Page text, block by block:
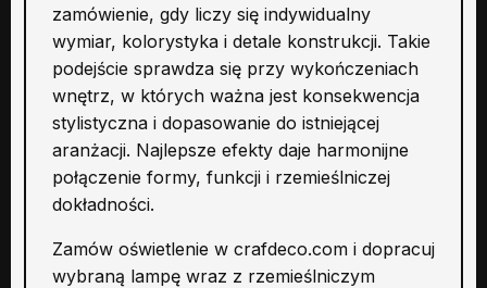
zamówienie, gdy liczy się indywidualny
wymiar, kolorystyka i detale konstrukcji. Takie
podejście sprawdza się przy wykończeniach
wnętrz, w których ważna jest konsekwencja
stylistyczna i dopasowanie do istniejącej
aranżacji. Najlepsze efekty daje harmonijne
połączenie formy, funkcji i rzemieślniczej
dokładności.
Zamów oświetlenie w crafdeco.com i dopracuj
wybraną lampę wraz z rzemieślniczym